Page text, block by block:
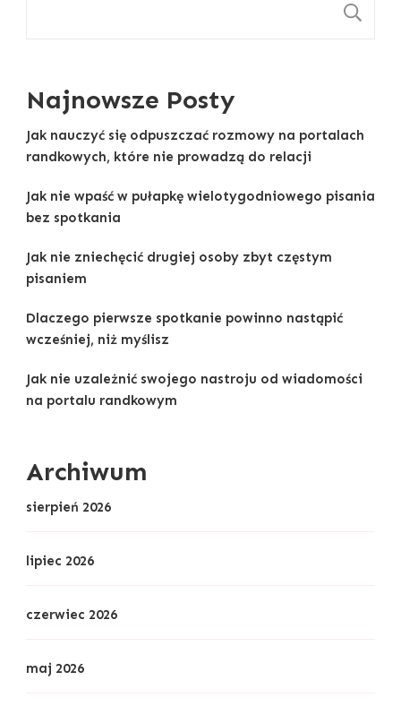
Najnowsze Posty
Jak nauczyć się odpuszczać rozmowy na portalach
randkowych, które nie prowadzą do relacji
Jak nie wpaść w pułapkę wielotygodniowego pisania
bez spotkania
Jak nie zniechęcić drugiej osoby zbyt częstym
pisaniem
Dlaczego pierwsze spotkanie powinno nastąpić
wcześniej, niż myślisz
Jak nie uzależnić swojego nastroju od wiadomości
na portalu randkowym
Archiwum
sierpień 2026
lipiec 2026
czerwiec 2026
maj 2026